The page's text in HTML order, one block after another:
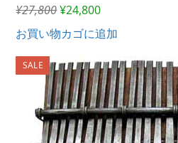
¥27,800元
価
は
¥27,800
で
し
た。
¥24,800現
在
の
格
は
¥24,800
で
す。
お買い物カゴに追加
SALE